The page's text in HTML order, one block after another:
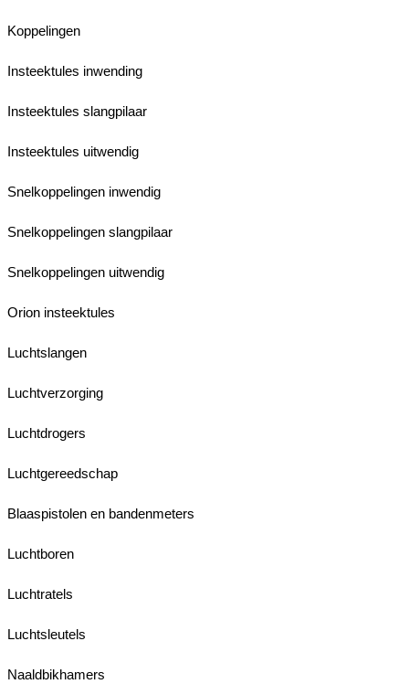
Koppelingen
Insteektules inwending
Insteektules slangpilaar
Insteektules uitwendig
Snelkoppelingen inwendig
Snelkoppelingen slangpilaar
Snelkoppelingen uitwendig
Orion insteektules
Luchtslangen
Luchtverzorging
Luchtdrogers
Luchtgereedschap
Blaaspistolen en bandenmeters
Luchtboren
Luchtratels
Luchtsleutels
Naaldbikhamers